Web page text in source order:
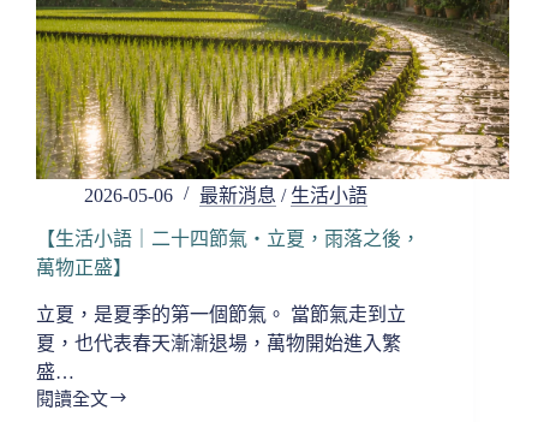
好
的
狀
態，
不
是
太
是
剛
好】
2026-05-06 最新消息 / 生活小語
【生活小語｜二十四節氣・立夏，雨落之後，
萬物正盛】
立夏，是夏季的第一個節氣。 當節氣走到立
夏，也代表春天漸漸退場，萬物開始進入繁
盛…
閱讀全文
【生